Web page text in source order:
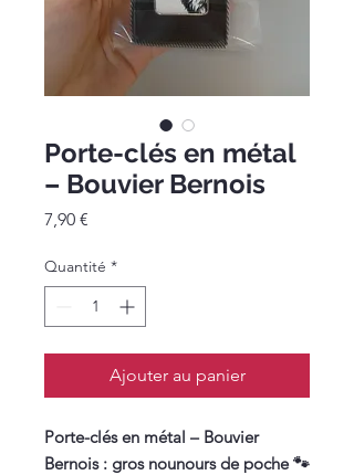
Porte-clés en métal
– Bouvier Bernois
7,90 €
Quantité *
Ajouter au panier
Porte-clés en métal – Bouvier
Bernois : gros nounours de poche 🐾